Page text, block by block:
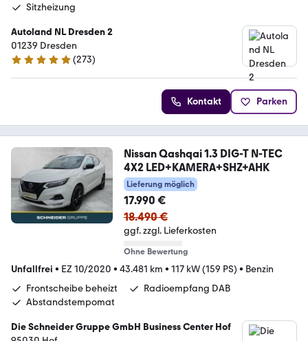
Sitzheizung
Autoland NL Dresden 2
01239 Dresden
4.9 Sterne
(273)
Kontakt Parken
Nissan Qashqai 1.3 DIG-T N-TEC
4X2 LED+KAMERA+SHZ+AHK
Lieferung möglich
17.990 €
18.490 €
ggf. zzgl. Lieferkosten
Ohne Bewertung
Unfallfrei • EZ 10/2020 • 43.481 km • 117 kW (159 PS) • Benzin
Frontscheibe beheizt
Radioempfang DAB
Abstandstempomat
Die Schneider Gruppe GmbH Business Center Hof